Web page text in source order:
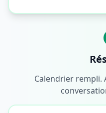
Calendrier rempli.